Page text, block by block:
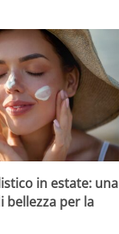
in estate: una
bellezza per la